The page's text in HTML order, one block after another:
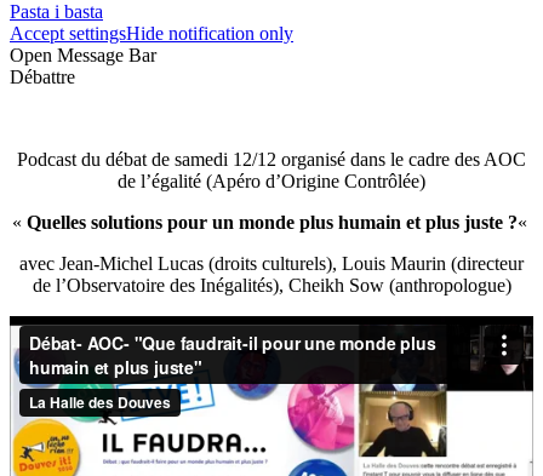
Pasta i basta
Accept settingsHide notification only
Open Message Bar
Débattre
Podcast du débat de samedi 12/12 organisé dans le cadre des AOC
de l’égalité (Apéro d’Origine Contrôlée)
« Quelles solutions pour un monde plus humain et plus juste ?«
avec Jean-Michel Lucas (droits culturels), Louis Maurin (directeur
de l’Observatoire des Inégalités), Cheikh Sow (anthropologue)